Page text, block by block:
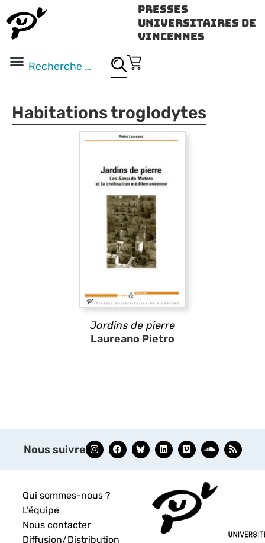
Presses
Universitaires de
Vincennes
Habitations troglodytes
Jardins de pierre
Laureano Pietro
Nous suivre
Qui sommes-nous ?
L’équipe
Nous contacter
Diffusion/Distribution